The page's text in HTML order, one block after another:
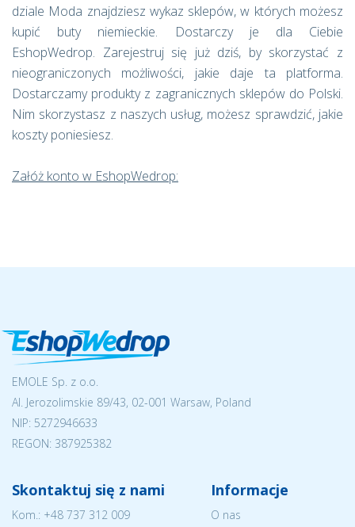
dziale Moda znajdziesz wykaz sklepów, w których możesz
kupić buty niemieckie. Dostarczy je dla Ciebie
EshopWedrop. Zarejestruj się już dziś, by skorzystać z
nieograniczonych możliwości, jakie daje ta platforma.
Dostarczamy produkty z zagranicznych sklepów do Polski.
Nim skorzystasz z naszych usług, możesz sprawdzić, jakie
koszty poniesiesz.
Załóż konto w EshopWedrop:
EMOLE Sp. z o.o.
Al. Jerozolimskie 89/43, 02-001 Warsaw, Poland
NIP: 5272946633
REGON: 387925382
Skontaktuj się z nami
Kom.: +48 737 312 009
Informacje
O nas